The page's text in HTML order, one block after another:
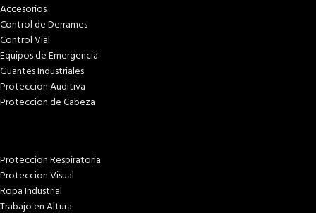
Accesorios
Control de Derrames
Control Vial
Equipos de Emergencia
Guantes Industriales
Proteccion Auditiva
Proteccion de Cabeza
Proteccion Respiratoria
Proteccion Visual
Ropa Industrial
Trabajo en Altura